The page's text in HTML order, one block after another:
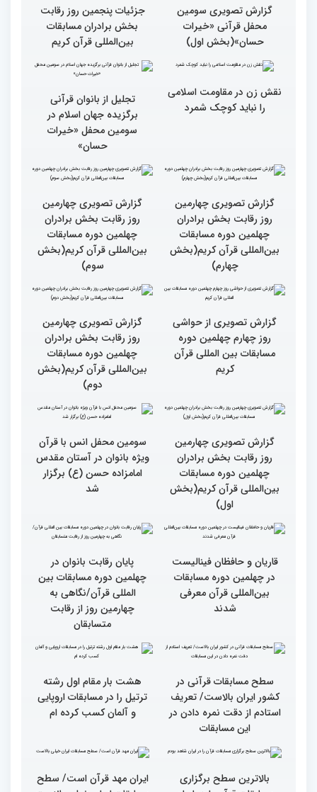
پنجم چهلمین دوره مسابقات
بین المللی قرآن کریم
قرآنی جهان متعلق به قاریان
ایران است
محفل قرآنی «خیرات
حسان»(بخش سوم)
گزارش تصویری سومین
محفل قرآنی «خیرات
حسان»(بخش دوم)
گزارش تصویری سومین
محفل قرآنی «خیرات
حسان»(بخش اول)
جزئیات پنجمین روز رقابت
بخش برادران مسابقات
بین‌المللی قرآن کریم
نقش زن در مقاومت اسلامی
را نباید کوچک شمرد
تجلیل از بانوان قرآنی
برگزیده جهان اسلام در
سومین محفل «خیرات
حسان»
گزارش تصویری چهارمین
روز رقابت بخش برادران
بین‌المللی قرآن کریم(بخش
چهارم)
گزارش تصویری چهارمین
روز رقابت بخش برادران
چهلمین دوره مسابقات
بین‌المللی قرآن کریم(بخش
سوم)
گزارش تصویری از حواشی
روز چهارم چهلمین دوره
مسابقات بین المللی قرآن
کریم
گزارش تصویری چهارمین
بین‌المللی قرآن کریم(بخش
دوم)
گزارش تصویری چهارمین
بین‌المللی قرآن کریم(بخش
اول)
سومین محفل انس با قرآن
ویژه بانوان در آستان مقدس
امامزاده حسن (ع) برگزار
شد
قاریان و حافظان فینالیست‌
در چهلمین دوره مسابقات
بین‌المللی قرآن معرفی
پایان رقابت بانوان در
المللی قرآن/نگاهی به
متسابقان